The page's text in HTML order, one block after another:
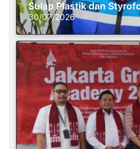
Sulap Plastik dan
30/07/2026